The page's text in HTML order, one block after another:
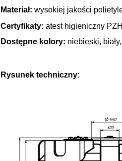
Materiał: wysokiej jakości
Certyfikaty: atest higieniczny
Dostępne kolory: niebieski,
Rysunek techniczny: